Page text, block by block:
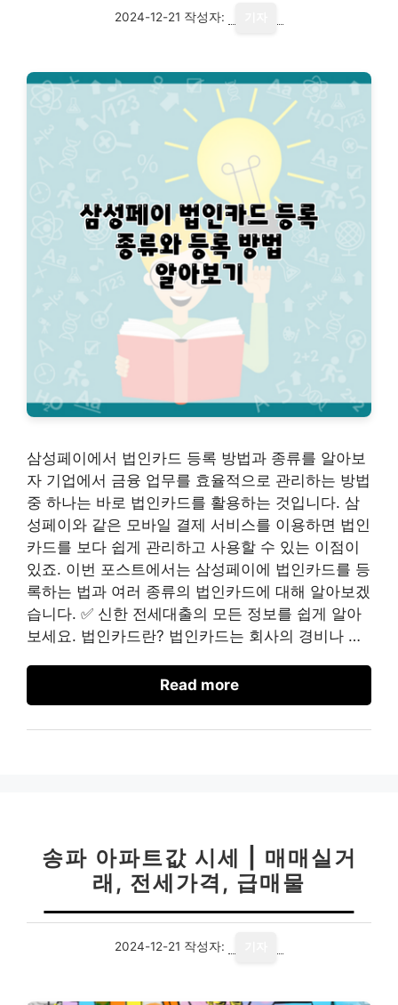
2024-12-21 작성자:
삼성페이에서 법인카드 등록 방법과 종류를 알아보
자 기업에서 금융 업무를 효율적으로 관리하는 방법
중 하나는 바로 법인카드를 활용하는 것입니다. 삼
성페이와 같은 모바일 결제 서비스를 이용하면 법인
카드를 보다 쉽게 관리하고 사용할 수 있는 이점이
있죠. 이번 포스트에서는 삼성페이에 법인카드를 등
록하는 법과 여러 종류의 법인카드에 대해 알아보겠
습니다. ✅ 신한 전세대출의 모든 정보를 쉽게 알아
보세요. 법인카드란? 법인카드는 회사의 경비나 …
Read more
송파 아파트값 시세 | 매매실거
래, 전세가격, 급매물
2024-12-21 작성자: